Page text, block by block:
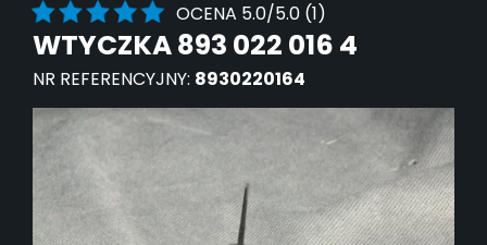
OCENA 5.0/5.0 (1)
WTYCZKA 893 022 016 4
NR REFERENCYJNY: 8930220164